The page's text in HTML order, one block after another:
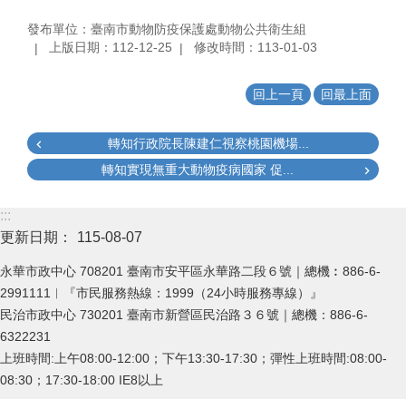
發布單位：臺南市動物防疫保護處動物公共衛生組
上版日期：112-12-25
修改時間：113-01-03
回上一頁 回最上面
轉知行政院長陳建仁視察桃園機場...
轉知實現無重大動物疫病國家 促...
:::
更新日期：
115-08-07
永華市政中心 708201 臺南市安平區永華路二段６號｜總機︰886-6-
2991111︱『市民服務熱線：1999（24小時服務專線）』
民治市政中心 730201 臺南市新營區民治路３６號｜總機：886-6-
6322231
上班時間:上午08:00-12:00；下午13:30-17:30；彈性上班時間:08:00-
08:30；17:30-18:00 IE8以上